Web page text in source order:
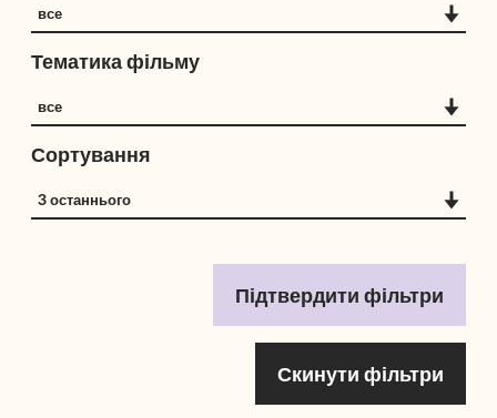
Споріднена галузь
все
Тематика фільму
Тематика фільму
все
Сортування
Сортування
З останнього
Підтвердити фільтри
Скинути фільтри